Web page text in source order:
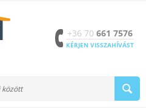
+36 70 661 7576
KÉRJEN VISSZAHÍVÁST